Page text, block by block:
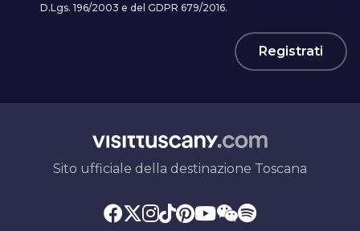
D.Lgs. 196/2003 e del GDPR 679/2016.
Registrati
Sito ufficiale della destinazione Toscana